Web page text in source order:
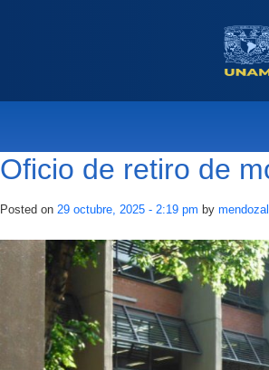
Oficio de retiro de
Posted on 29 octubre, 2025 - 2:19 pm by